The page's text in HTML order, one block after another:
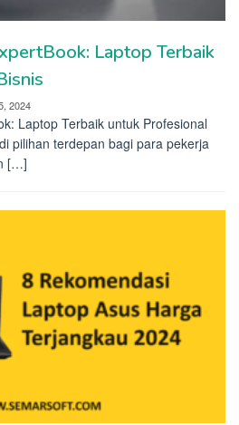
Laptop Terbaik
2024
Laptop Terbaik untuk Profesional
pilihan terdepan bagi para pekerja
[…]